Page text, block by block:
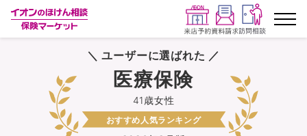
ランキングから探す
保険を比較する
＼ ユーザーに選ばれた ／
41歳女性
医療保険
おすすめ人気ランキング